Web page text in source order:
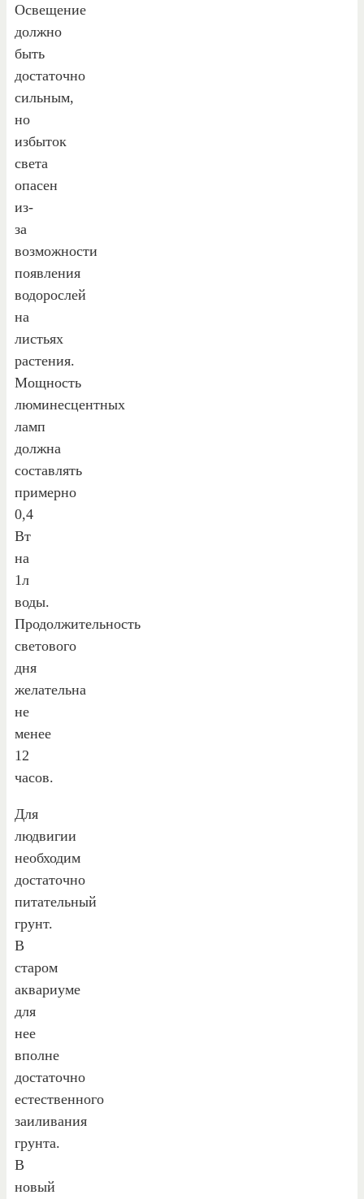
Освещение
должно
быть
достаточно
сильным,
но
избыток
света
опасен
из-
за
возможности
появления
водорослей
на
листьях
растения.
Мощность
люминесцентных
ламп
должна
составлять
примерно
0,4
Вт
на
1л
воды.
Продолжительность
светового
дня
желательна
не
менее
12
часов.
Для
людвигии
необходим
достаточно
питательный
грунт.
В
старом
аквариуме
для
нее
вполне
достаточно
естественного
заиливания
грунта.
В
новый